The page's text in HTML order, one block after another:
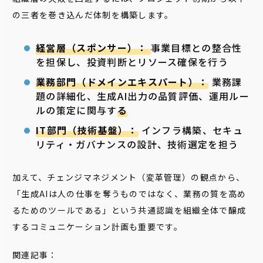
の三者を巻き込んだ体制を構築します。
経営層（スポンサー）：事業目標との整合性
を担保し、投資判断とリソース確保を行う
業務部門（ドメインエキスパート）： 業務課
題の詳細化、生成AI出力の品質評価、運用ルー
ルの策定に関与する
IT部門（技術基盤）：インフラ構築、セキュ
リティ・ガバナンスの設計、技術選定を担う
加えて、チェンジマネジメント（変革管理）の観点から、
「生成AIは人の仕事を奪うものではなく、業務の質を高め
るためのツールである」という共通認識を組織全体で醸成
するコミュニケーション計画も重要です。
関連記事：